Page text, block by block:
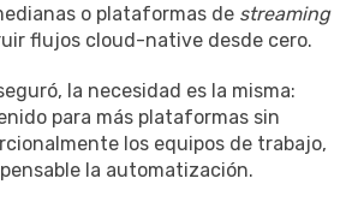
o plataformas de streaming
flujos cloud-native desde cero.
la necesidad es la misma:
para más plataformas sin
los equipos de trabajo,
la automatización.